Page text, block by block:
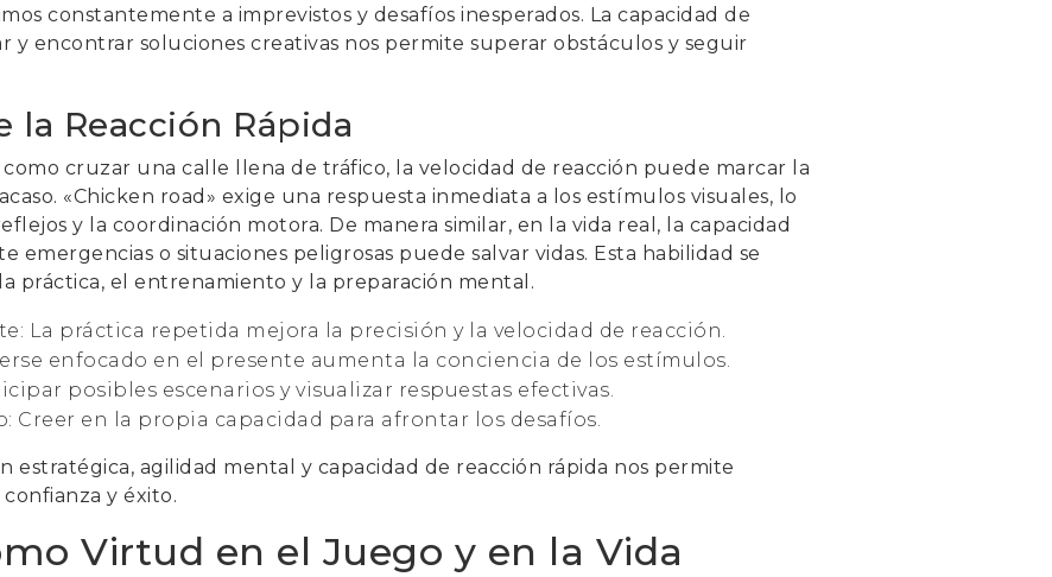
constantemente a imprevistos y desafíos inesperados. La capacidad de
y encontrar soluciones creativas nos permite superar obstáculos y seguir
la Reacción Rápida
cruzar una calle llena de tráfico, la velocidad de reacción puede marcar la
«Chicken road» exige una respuesta inmediata a los estímulos visuales, lo
y la coordinación motora. De manera similar, en la vida real, la capacidad
emergencias o situaciones peligrosas puede salvar vidas. Esta habilidad se
práctica, el entrenamiento y la preparación mental.
La práctica repetida mejora la precisión y la velocidad de reacción.
enfocado en el presente aumenta la conciencia de los estímulos.
posibles escenarios y visualizar respuestas efectivas.
Creer en la propia capacidad para afrontar los desafíos.
estratégica, agilidad mental y capacidad de reacción rápida nos permite
y éxito.
Virtud en el Juego y en la Vida